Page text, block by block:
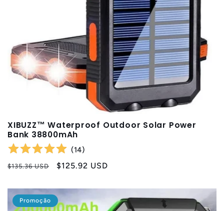
XIBUZZ™ Waterproof Outdoor Solar Power
Bank 38800mAh
(14)
Preço
$135.36 USD
Preço
$125.92 USD
Promoção